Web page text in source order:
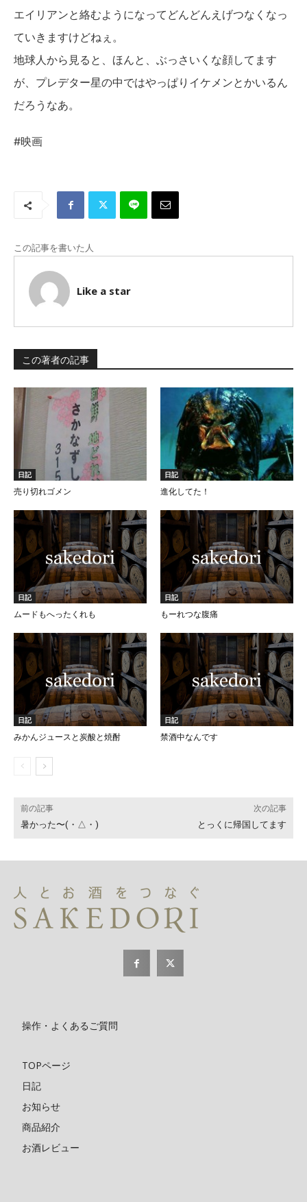
エイリアンと絡むようになってどんどんえげつなくなっ
ていきますけどねぇ。
地球人から見ると、ほんと、ぶっさいくな顔してます
が、プレデター星の中ではやっぱりイケメンとかいるん
だろうなあ。
#映画
この記事を書いた人
Like a star
この著者の記事
日記
売り切れゴメン
日記
進化してた！
日記
ムードもへったくれも
日記
もーれつな腹痛
日記
みかんジュースと炭酸と焼酎
日記
禁酒中なんです
前の記事
暑かった〜(・△・)
次の記事
とっくに帰国してます
操作・よくあるご質問
TOPページ
日記
お知らせ
商品紹介
お酒レビュー